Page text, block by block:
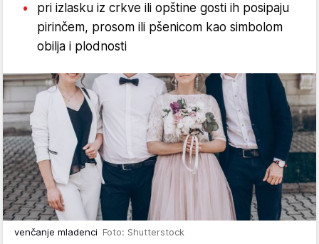
pri izlasku iz crkve ili opštine gosti ih posipaju
pirinčem, prosom ili pšenicom kao simbolom
obilja i plodnosti
venčanje mladenci Foto: Shutterstock